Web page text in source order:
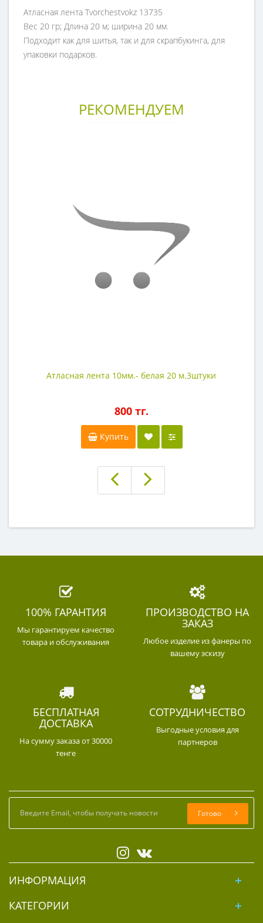
Атласная лента Tvorchestvokz 13735
Вес 20 гр; Длина 20 м; ширина 20 мм.
Подходит как для шитья, так и для скрапбукинга, для
упаковки подарков.
РЕКОМЕНДУЕМ
Атласная лента 10мм.- белая 20 м.3штуки
800 тг.
Купить
100% ГАРАНТИЯ
Мы гарантируем качество
товара и обслуживания
ПРОИЗВОДСТВО НА
ЗАКАЗ
Любое изделие из фанеры по
вашему эскизу
БЕСПЛАТНАЯ
ДОСТАВКА
На сумму заказа от 30000
тенге
СОТРУДНИЧЕСТВО
Выгодные условия для
партнеров
Готово
ИНФОРМАЦИЯ
КАТЕГОРИИ